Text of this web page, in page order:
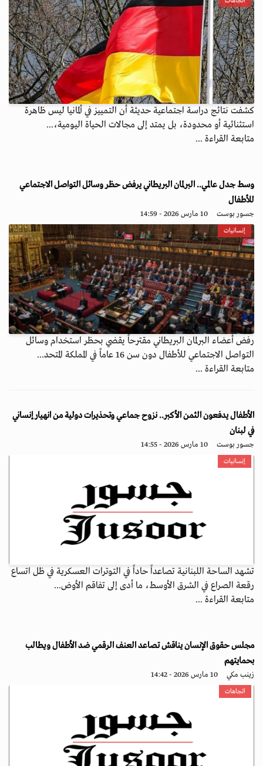
كشفت نتائج دراسة اجتماعية حديثة أن التمييز في ألمانيا ليس ظاهرة
استثنائية أو محدودة، بل يمتد إلى مجالات الحياة اليومية،...
متابعة القراءة ...
وسط جدل عالمي.. البرلمان البريطاني يرفض حظر وسائل التواصل الاجتماعي
للأطفال
جسور بوست 10 مارس 2026 - 14:59
إنسانيات
رفض أعضاء البرلمان البريطاني مقترحاً يقضي بحظر استخدام وسائل
التواصل الاجتماعي للأطفال دون سن 16 عاماً في المملكة المتحد...
متابعة القراءة ...
الأطفال يدفعون الثمن الأكبر.. نزوح جماعي وتحذيرات دولية من انهيار إنساني
في لبنان
جسور بوست 10 مارس 2026 - 14:55
إنسانيات
تشهد الساحة اللبنانية تصاعداً حاداً في التوترات العسكرية في ظل اتساع
رقعة الصراع في الشرق الأوسط، ما أدى إلى تفاقم الأوض...
متابعة القراءة ...
مجلس حقوق الإنسان يناقش تصاعد العنف الرقمي ضد الأطفال ويطالب
بحمايتهم
زينب مكي 10 مارس 2026 - 14:42
اتجاهات